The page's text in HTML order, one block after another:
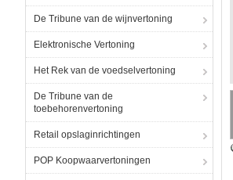
De Tribune van de wijnvertoning
Elektronische Vertoning
Het Rek van de voedselvertoning
De Tribune van de
toebehorenvertoning
Retail opslaginrichtingen
POP Koopwaarvertoningen